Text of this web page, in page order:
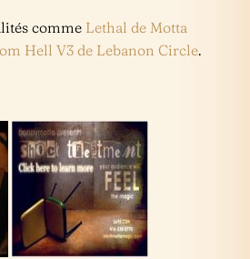
comme Lethal de Motta
Hell V3 de Lebanon Circle.